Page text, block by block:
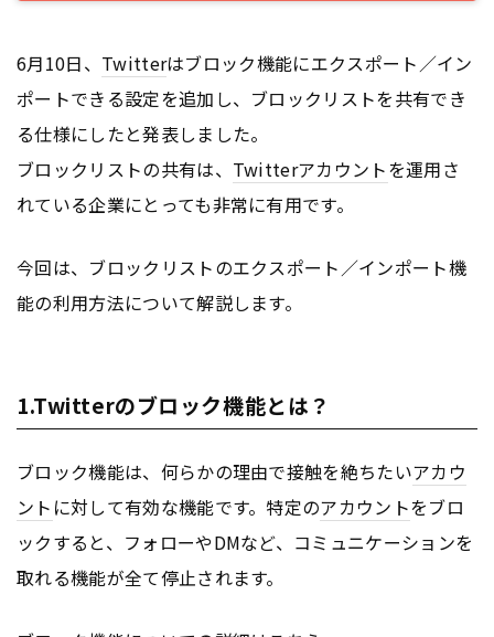
6月10日、 Twitterはブロック機能にエクスポート／イン
ポートできる設定を追加し、ブロックリストを共有でき
る仕様にしたと発表しました。
ブロックリストの共有は、 Twitterアカウントを運用さ
れている企業にとっても非常に有用です。
今回は、ブロックリストのエクスポート／インポート機
能の利用方法について解説します。
1.Twitterのブロック機能とは？
ブロック機能は、何らかの理由で接触を絶ちたいアカウ
ント に対して有効な機能です。特定のアカウントをブロ
ックすると、フォローやDMなど、コミュニケーションを
取れる機能が全て停止されます。